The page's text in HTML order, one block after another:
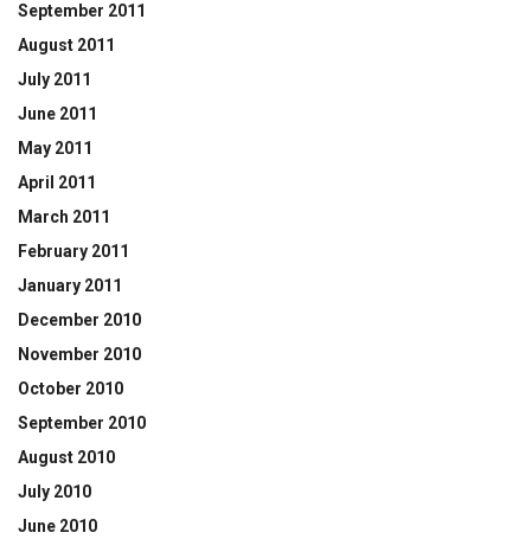
September 2011
August 2011
July 2011
June 2011
May 2011
April 2011
March 2011
February 2011
January 2011
December 2010
November 2010
October 2010
September 2010
August 2010
July 2010
June 2010